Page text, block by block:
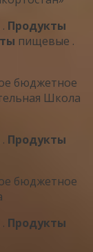
. Продукты
пищевые .
бюджетное
Школа
. Продукты
бюджетное
. Продукты